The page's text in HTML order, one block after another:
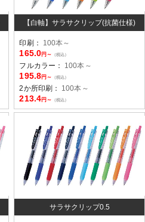
【白軸】サラサクリップ(抗菌仕様)
印刷： 100本～
165.0円～ （税込）
フルカラー： 100本～
195.8円～ （税込）
2か所印刷： 100本～
213.4円～ （税込）
サラサクリップ0.5